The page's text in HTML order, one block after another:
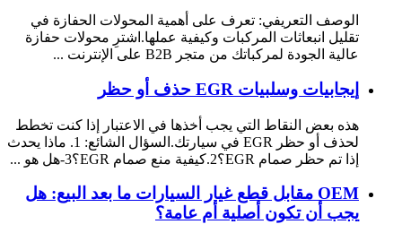
الوصف التعريفي: تعرف على أهمية المحولات الحفازة في
تقليل انبعاثات المركبات وكيفية عملها.اشترِ محولات حفازة
عالية الجودة لمركباتك من متجر B2B على الإنترنت ...
إيجابيات وسلبيات EGR حذف أو حظر
هذه بعض النقاط التي يجب أخذها في الاعتبار إذا كنت تخطط
لحذف أو حظر EGR في سيارتك.السؤال الشائع: 1. ماذا يحدث
إذا تم حظر صمام EGR؟2.كيفية منع صمام EGR؟3-هل هو ...
OEM مقابل قطع غيار السيارات ما بعد البيع: هل
يجب أن تكون أصلية أم عامة؟